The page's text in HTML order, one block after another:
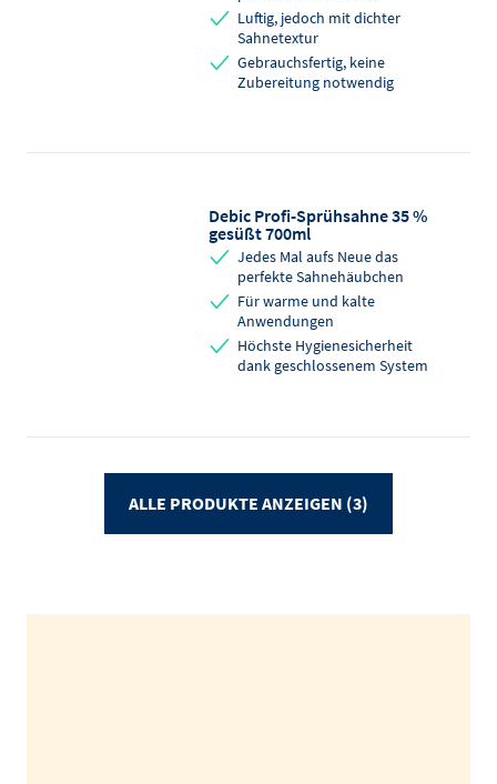
Luftig, jedoch mit dichter
Sahnetextur
Gebrauchsfertig, keine
Zubereitung notwendig
Debic Profi-Sprühsahne 35 %
gesüßt 700ml
Jedes Mal aufs Neue das
perfekte Sahnehäubchen
Für warme und kalte
Anwendungen
Höchste Hygienesicherheit
dank geschlossenem System
ALLE PRODUKTE ANZEIGEN (3)